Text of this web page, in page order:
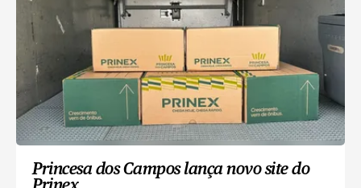
Princesa dos Campos lança novo site do